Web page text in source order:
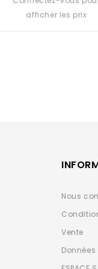
afficher les prix
Nous
Vente